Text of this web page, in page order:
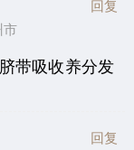
回复
带吸收养分发
回复